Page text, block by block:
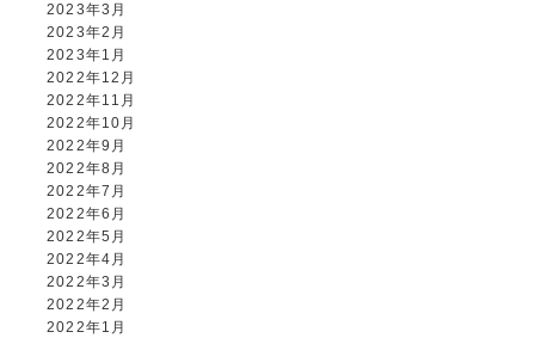
2023年3月
2023年2月
2023年1月
2022年12月
2022年11月
2022年10月
2022年9月
2022年8月
2022年7月
2022年6月
2022年5月
2022年4月
2022年3月
2022年2月
2022年1月